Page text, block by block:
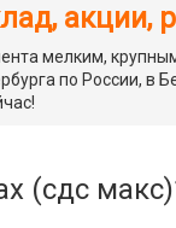
акции,
мелким,
по России, в
(сдс